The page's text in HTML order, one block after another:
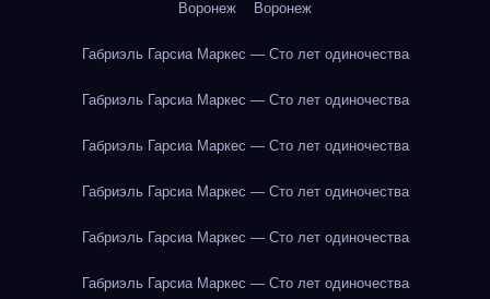
Воронеж Воронеж
Габриэль Гарсиа Маркес — Сто лет одиночества
Габриэль Гарсиа Маркес — Сто лет одиночества
Габриэль Гарсиа Маркес — Сто лет одиночества
Габриэль Гарсиа Маркес — Сто лет одиночества
Габриэль Гарсиа Маркес — Сто лет одиночества
Габриэль Гарсиа Маркес — Сто лет одиночества